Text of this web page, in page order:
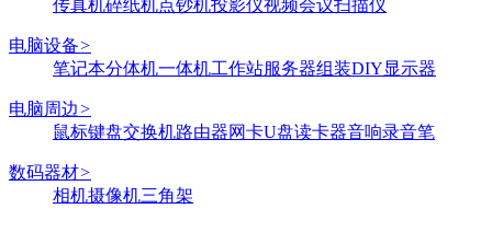
传真机碎纸机点钞机投影仪视频会议扫描仪
电脑设备>
笔记本分体机一体机工作站服务器组装DIY显示器
电脑周边>
鼠标键盘交换机路由器网卡U盘读卡器音响录音笔
数码器材>
相机摄像机三角架